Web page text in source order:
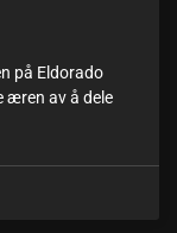
på Eldorado
æren av å dele